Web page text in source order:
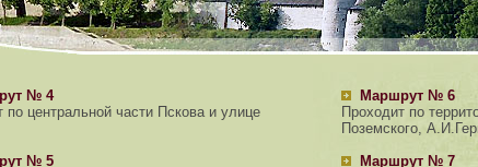
№ 4
по центральной части Пскова и улице
№ 5
Маршрут № 6
Проходит по
Поземского,
Маршрут № 7